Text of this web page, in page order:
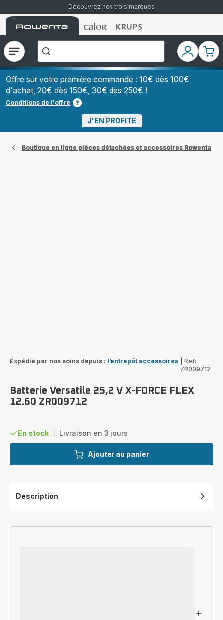
Découvrez nos trois marques
Accueil
Rowenta
Accueil
Rowenta
Accueil
Rowenta
Ouvrir
le
menu
recherchez-
vous
?","Aspirateurs
à
Grains","Centrales
Vapeurs","Sèche
Cheveux"]
Mon
compte
Mon
Offre sur votre première commande : 10€ dès 100€
d'achat, 20€ dès 150€, 30€ dès 250€ !
Conditions de l'offre
J'EN PROFITE
Boutique en ligne pièces détachées et accessoires Rowenta
Expédié par nos soins depuis : l’entrepôt accessoires
Ref:
ZR009712
Batterie Versatile 25,2 V X-FORCE FLEX
12.60 ZR009712
En stock Livraison en 3 jours
Ajouter au panier
Description